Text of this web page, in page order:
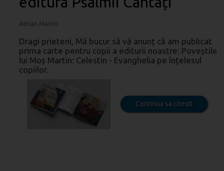
Adrian Martin
Dragi prieteni, Mă bucur să vă anunț că am publicat
prima carte pentru copii a editurii noastre: Poveștile
lui Moș Martin: Celestin - Evanghelia pe înțelesul
copiilor.
Continua sa citesti